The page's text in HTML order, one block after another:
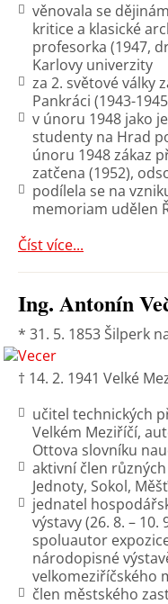
věnovala se
kritice a klasické
profesorka (1947,
Karlovy univerzity
za 2. světové války
Pankráci (1943-
v únoru 1948 jako
studenty na Hrad
únoru 1948 zákaz
zatčena (1952),
podílela se na
memoriam udělen
Číst více...
Ing. Antonín
* 31. 5. 1853 Šilperk
† 14. 2. 1941 Velké
učitel technických
Velkém Meziříčí,
Ottova slovníku
aktivní člen
Jednoty, Sokol,
jednatel
výstavy (26. 8. – 10.
spoluautor
národopisné
velkomeziříčského
člen městského